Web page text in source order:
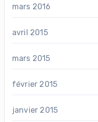
mars 2016
avril 2015
mars 2015
février 2015
janvier 2015